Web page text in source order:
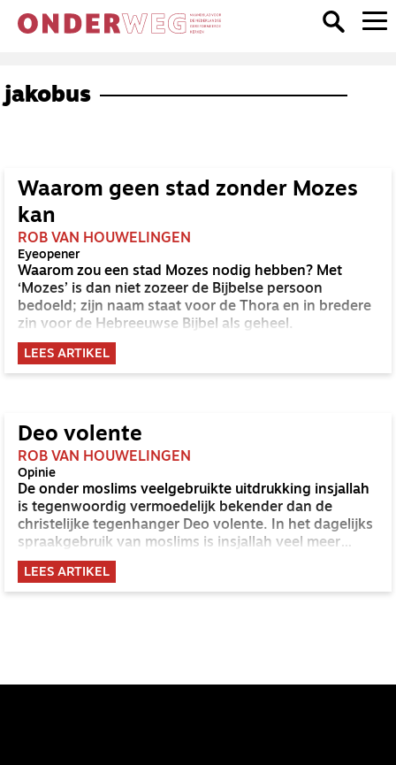
jakobus
Waarom geen stad zonder Mozes
kan
ROB VAN HOUWELINGEN
Eyeopener
Waarom zou een stad Mozes nodig hebben? Met
‘Mozes’ is dan niet zozeer de Bijbelse persoon
bedoeld; zijn naam staat voor de Thora en in bredere
zin voor de Hebreeuwse Bijbel als geheel.
LEES ARTIKEL
Deo volente
ROB VAN HOUWELINGEN
Opinie
De onder moslims veelgebruikte uitdrukking insjallah
is tegenwoordig vermoedelijk bekender dan de
christelijke tegenhanger Deo volente. In het dagelijks
spraakgebruik van moslims is insjallah veel meer
ingeburgerd dan Deo volente bij de meeste
christenen. Rob van Houwelingen onderzoekt de
betekenis van Deo volente voor ons.
LEES ARTIKEL